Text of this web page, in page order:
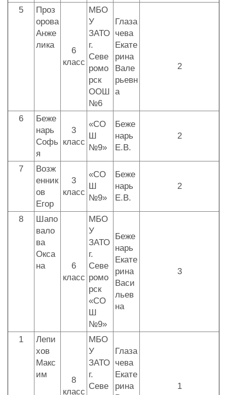
5
Проз
орова
Анже
лика
6
класс
МБО
У
ЗАТО
г.
Севе
ромо
рск
ООШ
№6
Глаза
чева
Екате
рина
Вале
рьевн
а
2
6
Беже
нарь
Софь
я
3
класс
«СО
Ш
№9»
Беже
нарь
Е.В.
2
7
Возж
енник
ов
Егор
3
класс
«СО
Ш
№9»
Беже
нарь
Е.В.
2
8
Шапо
вало
ва
Окса
на
6
класс
МБО
У
ЗАТО
г.
Севе
ромо
рск
«СО
Ш
№9»
Беже
нарь
Екате
рина
Васи
льев
на
3
1
Лепи
хов
Макс
им
8
класс
МБО
У
ЗАТО
г.
Севе
Глаза
чева
Екате
рина
1